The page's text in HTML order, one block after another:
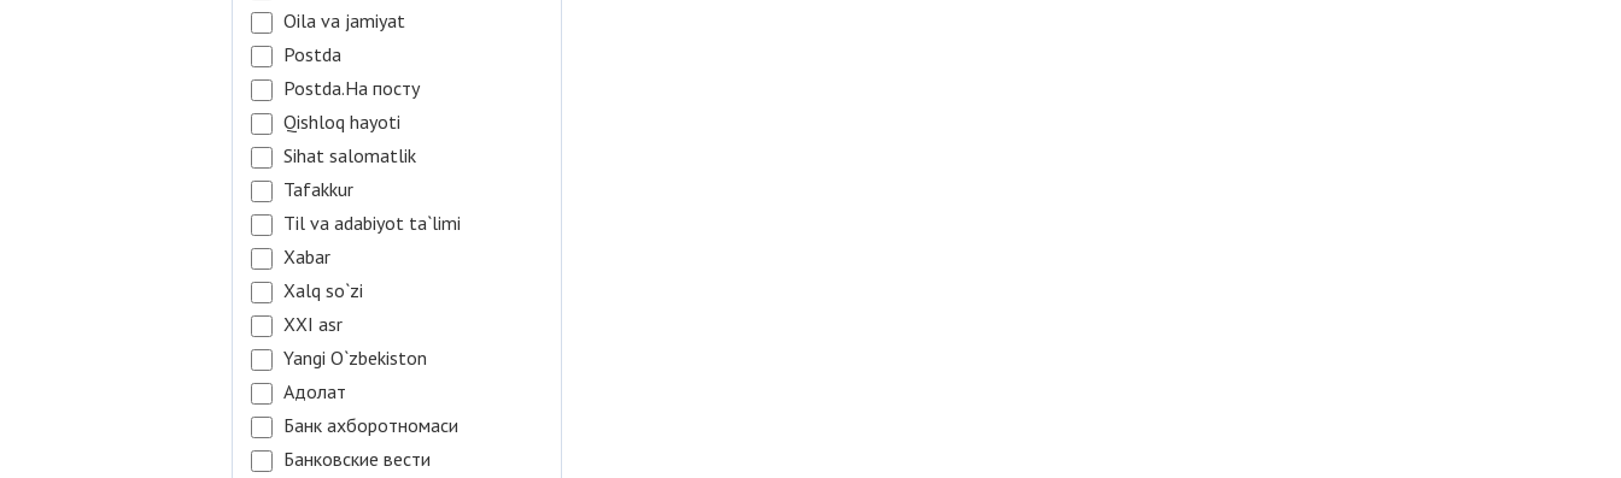
Oila va jamiyat
Postda
Postda.На посту
Qishloq hayoti
Sihat salomatlik
Tafakkur
Til va adabiyot ta`limi
Xabar
Xalq so`zi
XXI asr
Yangi O`zbekiston
Адолат
Банк ахборотномаси
Банковские вести